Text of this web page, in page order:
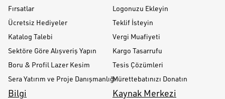
Fırsatlar
Ücretsiz Hediyeler
Katalog Talebi
Sektöre Göre Alışveriş Yapın
Boru & Profil Lazer Kesim
Sera Yatırım ve Proje Danışmanlığı
Logonuzu Ekleyin
Teklif İsteyin
Vergi Muafiyeti
Kargo Tasarrufu
Tesis Çözümleri
Mürettebatınızı Donatın
Bilgi Kaynak Merkezi